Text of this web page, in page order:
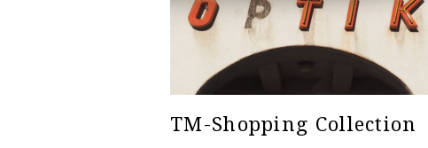
TM-Shopping Collection